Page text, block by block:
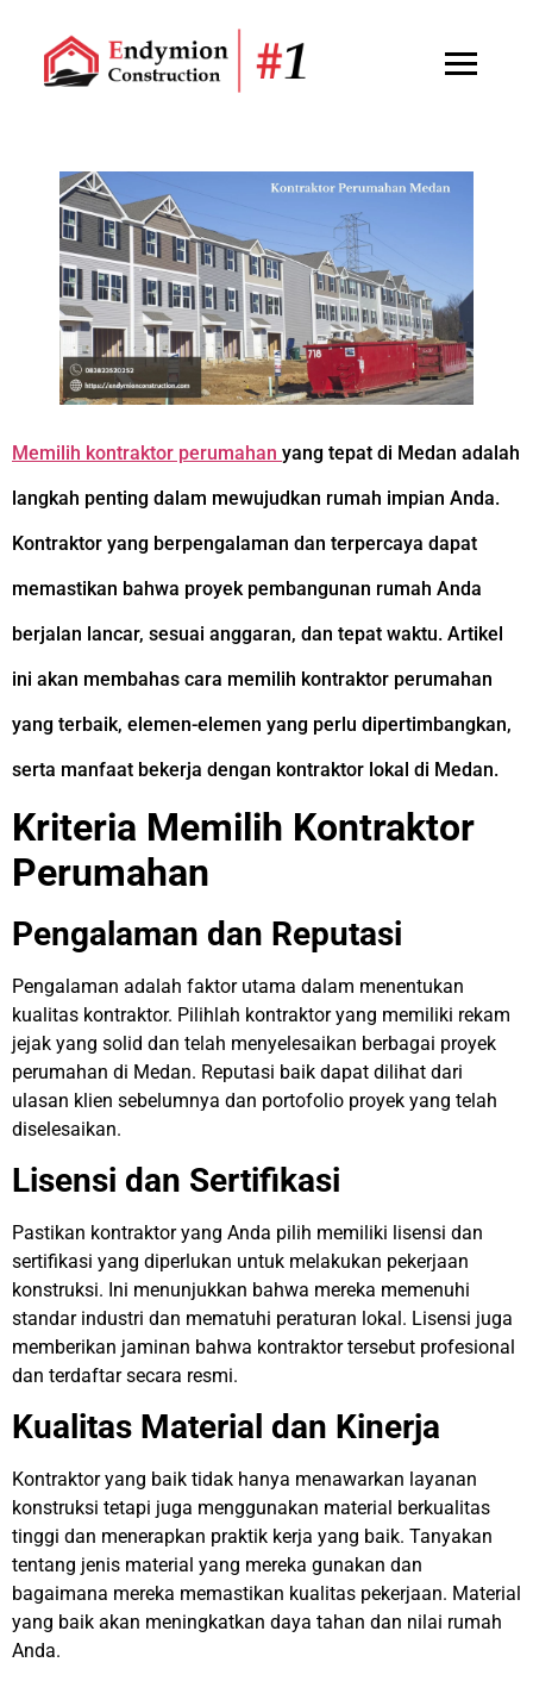
Memilih kontraktor perumahan yang tepat di Medan adalah
langkah penting dalam mewujudkan rumah impian Anda.
Kontraktor yang berpengalaman dan terpercaya dapat
memastikan bahwa proyek pembangunan rumah Anda
berjalan lancar, sesuai anggaran, dan tepat waktu. Artikel
ini akan membahas cara memilih kontraktor perumahan
yang terbaik, elemen-elemen yang perlu dipertimbangkan,
serta manfaat bekerja dengan kontraktor lokal di Medan.
Kriteria Memilih Kontraktor
Perumahan
Pengalaman dan Reputasi
Pengalaman adalah faktor utama dalam menentukan
kualitas kontraktor. Pilihlah kontraktor yang memiliki rekam
jejak yang solid dan telah menyelesaikan berbagai proyek
perumahan di Medan. Reputasi baik dapat dilihat dari
ulasan klien sebelumnya dan portofolio proyek yang telah
diselesaikan.
Lisensi dan Sertifikasi
Pastikan kontraktor yang Anda pilih memiliki lisensi dan
sertifikasi yang diperlukan untuk melakukan pekerjaan
konstruksi. Ini menunjukkan bahwa mereka memenuhi
standar industri dan mematuhi peraturan lokal. Lisensi juga
memberikan jaminan bahwa kontraktor tersebut profesional
dan terdaftar secara resmi.
Kualitas Material dan Kinerja
Kontraktor yang baik tidak hanya menawarkan layanan
konstruksi tetapi juga menggunakan material berkualitas
tinggi dan menerapkan praktik kerja yang baik. Tanyakan
tentang jenis material yang mereka gunakan dan
bagaimana mereka memastikan kualitas pekerjaan. Material
yang baik akan meningkatkan daya tahan dan nilai rumah
Anda.